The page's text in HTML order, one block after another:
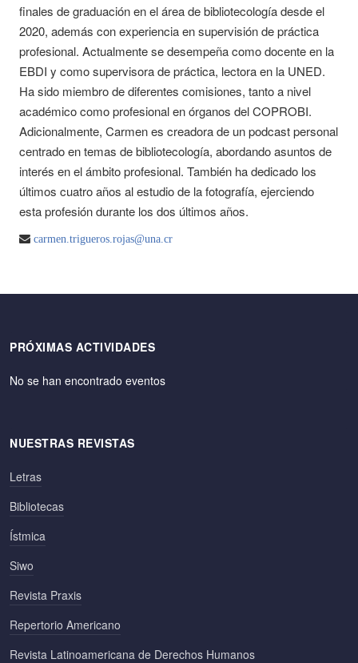
finales de graduación en el área de bibliotecología desde el
2020, además con experiencia en supervisión de práctica
profesional. Actualmente se desempeña como docente en la
EBDI y como supervisora de práctica, lectora en la UNED.
Ha sido miembro de diferentes comisiones, tanto a nivel
académico como profesional en órganos del COPROBI.
Adicionalmente, Carmen es creadora de un podcast personal
centrado en temas de bibliotecología, abordando asuntos de
interés en el ámbito profesional. También ha dedicado los
últimos cuatro años al estudio de la fotografía, ejerciendo
esta profesión durante los dos últimos años.
carmen.trigueros.rojas@una.cr
PRÓXIMAS ACTIVIDADES
No se han encontrado eventos
NUESTRAS REVISTAS
Letras
Bibliotecas
Ístmica
Siwo
Revista Praxis
Repertorio Americano
Revista Latinoamericana de Derechos Humanos